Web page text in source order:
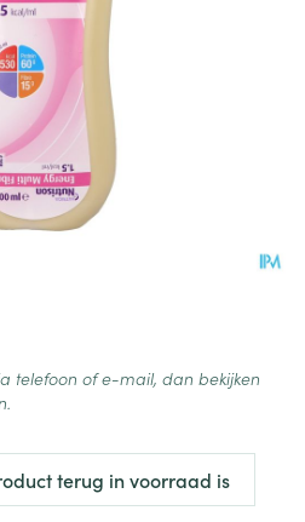
terug in voorraad is
telefoon of e-mail, dan bekijken